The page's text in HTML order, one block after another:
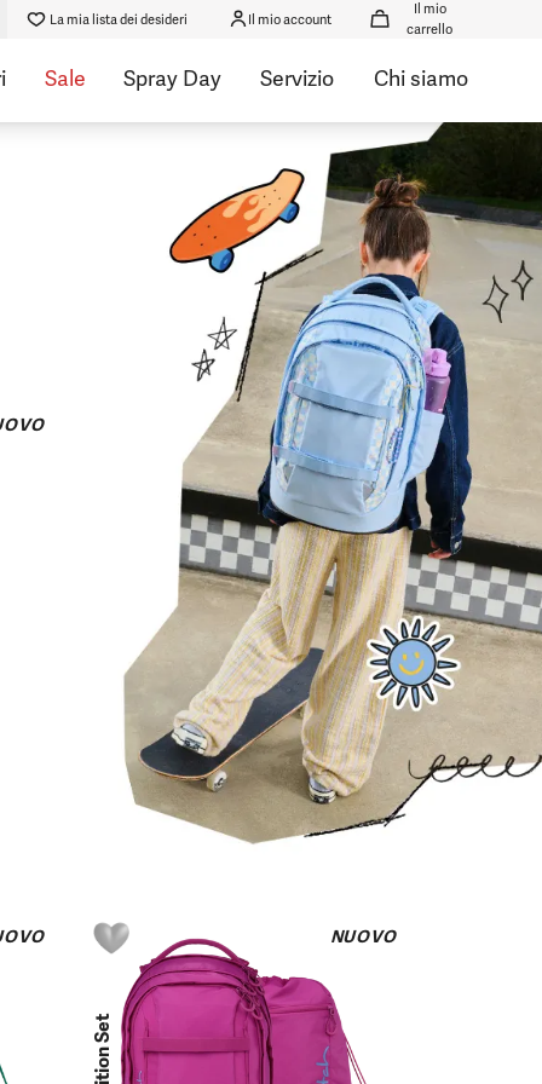
La mia lista dei desideri Il mio account
Il mio
carrello
Sale Spray Day Servizio Chi siamo
NUOVO